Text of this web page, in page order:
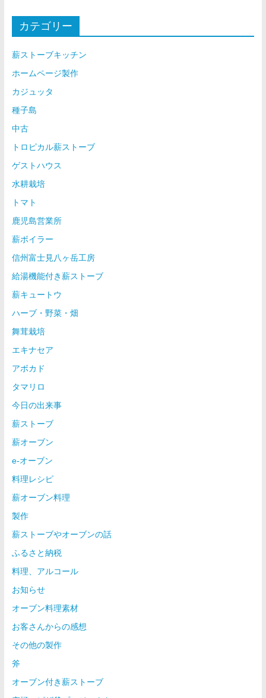
カテゴリー
薪ストーブキッチン
ホームページ製作
カジュッタ
種子島
中古
トロピカル薪ストーブ
ゲストハウス
水耕栽培
トマト
鹿児島営業所
薪ボイラー
信州富士見八ヶ岳工房
給湯機能付き薪ストーブ
薪キュートウ
ハーブ・野菜・畑
舞茸栽培
エキナセア
アボカド
タマリロ
今日の出来事
薪ストーブ
薪オーブン
e-オーブン
料理レシピ
薪オーブン料理
製作
薪ストーブやオーブンの話
ふるさと納税
料理、アルコール
お知らせ
オーブン料理素材
お客さんからの感想
その他の製作
斧
オーブン付き薪ストーブ